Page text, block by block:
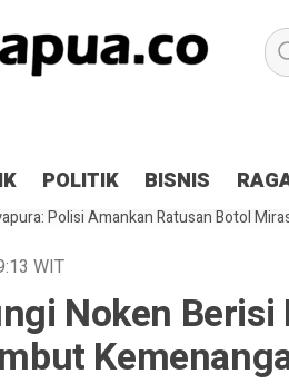
POLITIK BISNIS
TNI Polri Patroli 2×24 jam di Kota
SMPN 5 Sentani Terbakar
Hibah
Polisi Amankan Ratusan Botol
WIT
Noken Berisi